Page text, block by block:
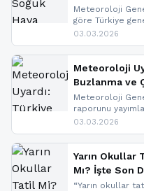
Meteoroloji
göre Türkiye
oluyor. Birçok il
03.03.2026
Meteoroloji
Buzlanma ve
Meteoroloji
raporunu
ve don
yapıldı. İşte
03.03.2026
Yarın Okullar
Mı? İşte Son
“Yarın okullar